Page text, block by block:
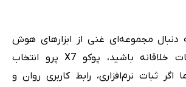
دنبال مجموعه‌ای غنی از ابزارهای هوش
مصنوعی و امکانات خلاقانه باشید، پوکو X7 پرو انتخاب
ثبات نرم‌افزاری، رابط کاربری روان و